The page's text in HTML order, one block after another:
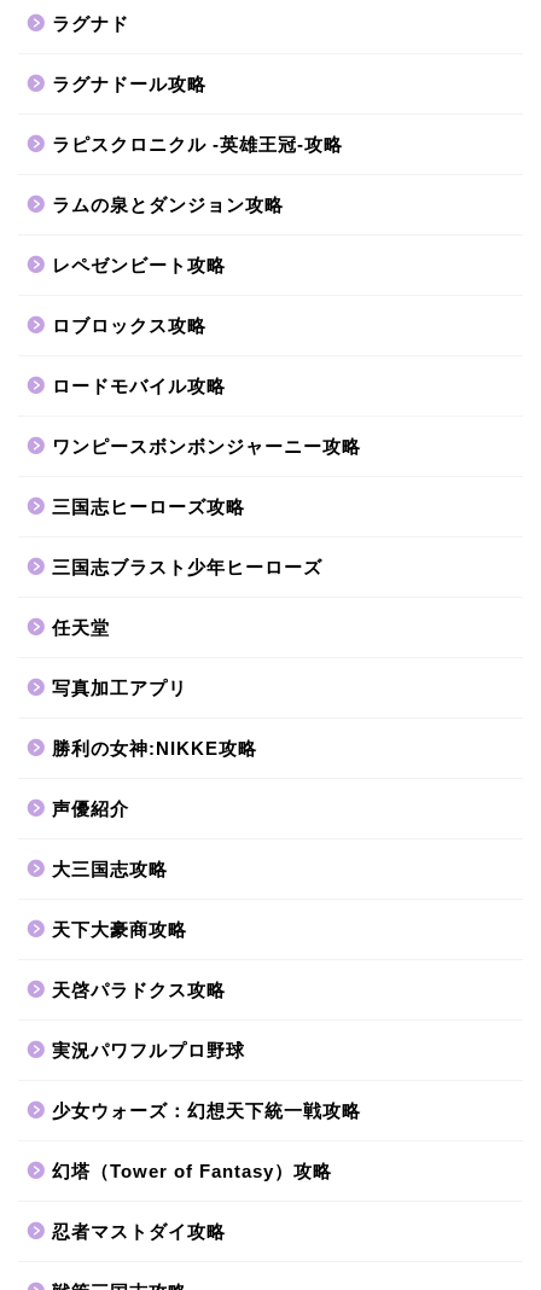
ラグナド
ラグナドール攻略
ラピスクロニクル -英雄王冠-攻略
ラムの泉とダンジョン攻略
レペゼンビート攻略
ロブロックス攻略
ロードモバイル攻略
ワンピースボンボンジャーニー攻略
三国志ヒーローズ攻略
三国志ブラスト少年ヒーローズ
任天堂
写真加工アプリ
勝利の女神:NIKKE攻略
声優紹介
大三国志攻略
天下大豪商攻略
天啓パラドクス攻略
実況パワフルプロ野球
少女ウォーズ：幻想天下統一戦攻略
幻塔（Tower of Fantasy）攻略
忍者マストダイ攻略